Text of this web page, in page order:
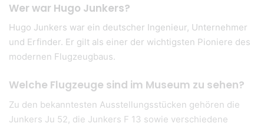
Wer war Hugo Junkers?
Hugo Junkers war ein deutscher Ingenieur, Unternehmer
und Erfinder. Er gilt als einer der wichtigsten Pioniere des
modernen Flugzeugbaus.
Welche Flugzeuge sind im Museum zu sehen?
Zu den bekanntesten Ausstellungsstücken gehören die
Junkers Ju 52, die Junkers F 13 sowie verschiedene